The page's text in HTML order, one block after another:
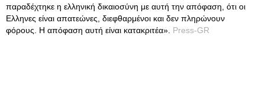
παραδέχτηκε η ελληνική δικαιοσύνη με αυτή την απόφαση, ότι οι
Ελληνες είναι απατεώνες, διεφθαρμένοι και δεν πληρώνουν
φόρους. Η απόφαση αυτή είναι κατακριτέα». Press-GR